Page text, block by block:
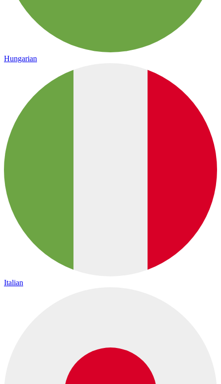
Hungarian
Italian